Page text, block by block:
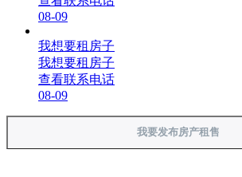
08-09
我想要租房子
我想要租房子
查看联系电话
08-09
我要发布房产租售